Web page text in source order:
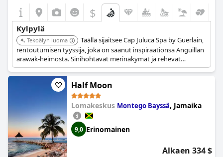
$
Kylpylä
Tekoälyn luoma
Täällä sijaitsee Cap Juluca Spa by Guerlain,
rentoutumisen tyyssija, joka on saanut inspiraationsa Anguillan
arawak-heimosta. Sinihohtavat merinäkymät ja rehevät
kasvitieteelliset puutarhat parantavat saarielämän muuttavaa
laatua.
Half Moon
Lomakeskus Montego Bayssä, Jamaika
9,0 Erinomainen
Alkaen 334 $